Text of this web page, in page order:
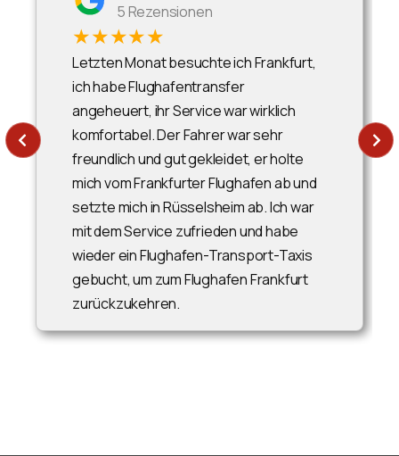
5 Rezensionen
★★★★★
Letzten Monat besuchte ich Frankfurt,
ich habe Flughafentransfer
angeheuert, ihr Service war wirklich
komfortabel. Der Fahrer war sehr
freundlich und gut gekleidet, er holte
mich vom Frankfurter Flughafen ab und
setzte mich in Rüsselsheim ab. Ich war
mit dem Service zufrieden und habe
wieder ein Flughafen-Transport-Taxis
gebucht, um zum Flughafen Frankfurt
zurückzukehren.